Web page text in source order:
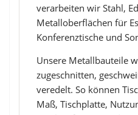
verarbeiten wir Stahl,
Metalloberflächen für
Konferenztische und
Unsere Metallbauteile
zugeschnitten,
veredelt. So können
Maß, Tischplatte,